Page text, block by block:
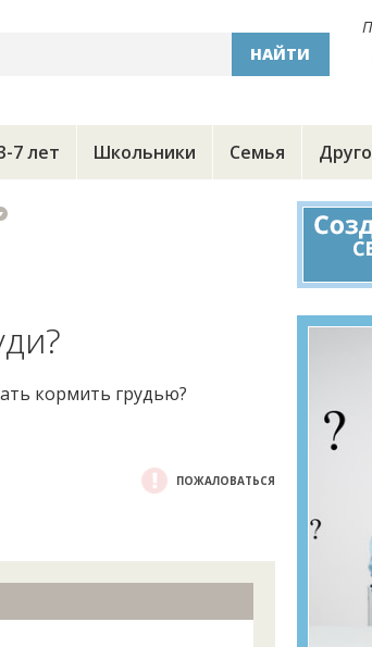
НАЙТИ
7 лет Школьники Семья
кормить грудью?
ПОЖАЛОВАТЬСЯ